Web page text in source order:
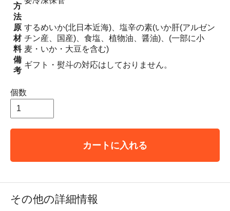
方
法
原
材
料
するめいか(北日本近海)、塩辛の素(いか肝(アルゼン
チン産、国産)、食塩、植物油、醤油)、(一部に小
麦・いか・大豆を含む)
備
考
ギフト・熨斗の対応はしておりません。
個数
カートに入れる
その他の詳細情報